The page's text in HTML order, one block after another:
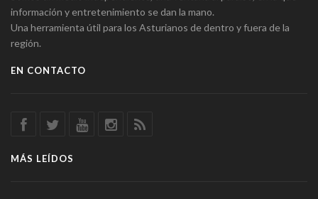
información y entretenimiento se dan la mano.
Una herramienta útil para los Asturianos de dentro y fuera de la
región.
EN CONTACTO
MÁS LEÍDOS